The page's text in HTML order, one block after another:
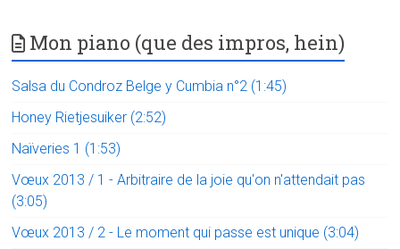
Mon piano (que des impros, hein)
Salsa du Condroz Belge y Cumbia n°2 (1:45)
Honey Rietjesuiker (2:52)
Naïveries 1 (1:53)
Vœux 2013 / 1 - Arbitraire de la joie qu'on n'attendait pas
(3:05)
Vœux 2013 / 2 - Le moment qui passe est unique (3:04)